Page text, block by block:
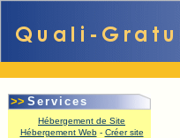
>> Services
Hébergement de Site
Hébergement Web- Créer site